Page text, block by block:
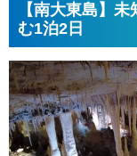
【南大東島】
む1泊2日